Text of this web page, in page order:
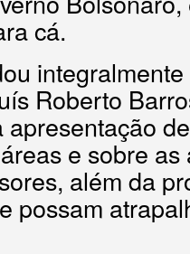
cá.
Roberto
e sobre
além da
possam